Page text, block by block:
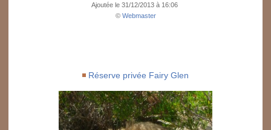
Ajoutée le 31/12/2013 à 16:06
© Webmaster
Réserve privée Fairy Glen